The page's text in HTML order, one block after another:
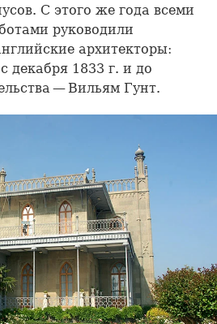
С этого же года всеми
руководили
архитекторы:
декабря 1833 г. и до
— Вильям Гунт.